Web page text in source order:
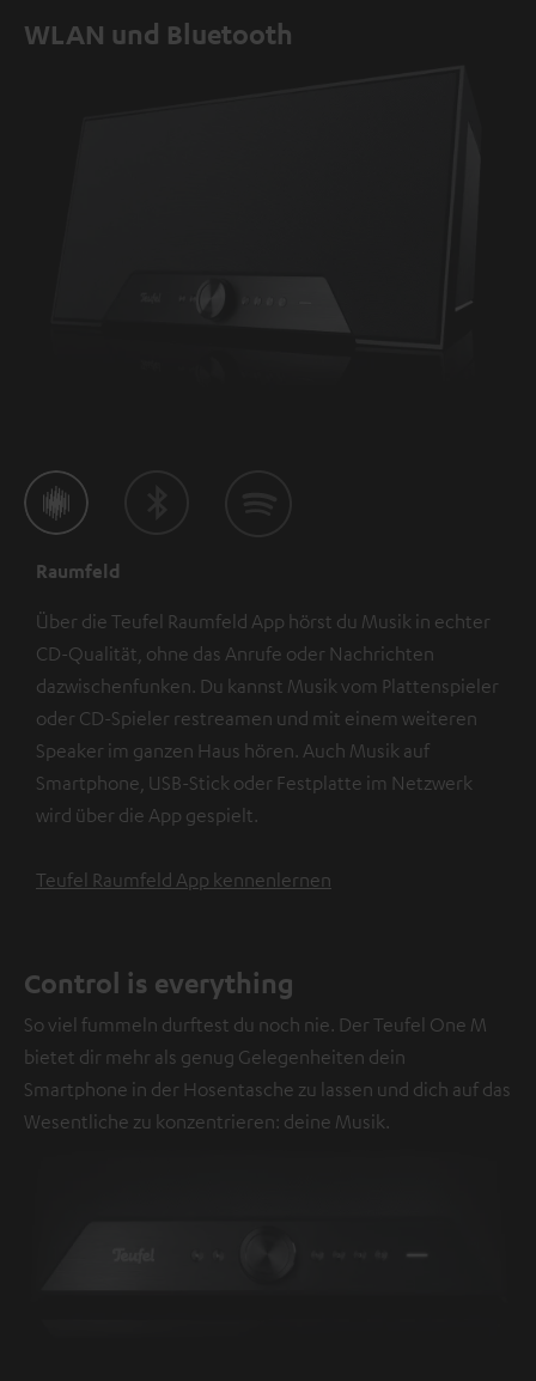
WLAN und Bluetooth
Raumfeld
Über die Teufel Raumfeld App hörst du Musik in echter
CD-Qualität, ohne das Anrufe oder Nachrichten
dazwischenfunken. Du kannst Musik vom Plattenspieler
oder CD-Spieler restreamen und mit einem weiteren
Speaker im ganzen Haus hören. Auch Musik auf
Smartphone, USB-Stick oder Festplatte im Netzwerk
wird über die App gespielt.
Teufel Raumfeld App kennenlernen
Control is everything
So viel fummeln durftest du noch nie. Der Teufel One M
bietet dir mehr als genug Gelegenheiten dein
Smartphone in der Hosentasche zu lassen und dich auf das
Wesentliche zu konzentrieren: deine Musik.